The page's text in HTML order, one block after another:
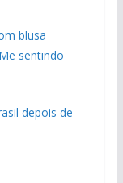
blusa
sentindo
depois de